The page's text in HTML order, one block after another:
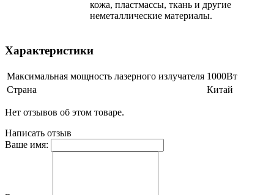
кожа, пластмассы, ткань и другие
неметаллические материалы.
Характеристики
Максимальная мощность лазерного излучателя 1000Вт
Страна
Китай
Нет отзывов об этом товаре.
Написать отзыв
Ваше имя: